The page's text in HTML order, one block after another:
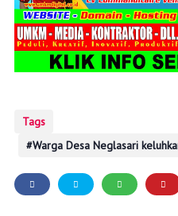
Tags
Warga Desa Neglasari